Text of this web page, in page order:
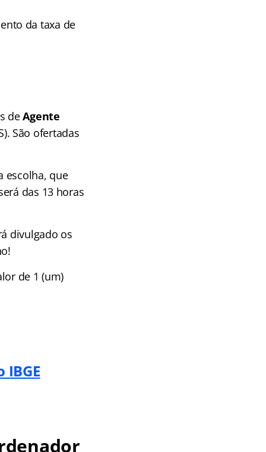
da taxa de
deAgente
São ofertadas
escolha, que
das 13 horas
divulgado os
de 1 (um)